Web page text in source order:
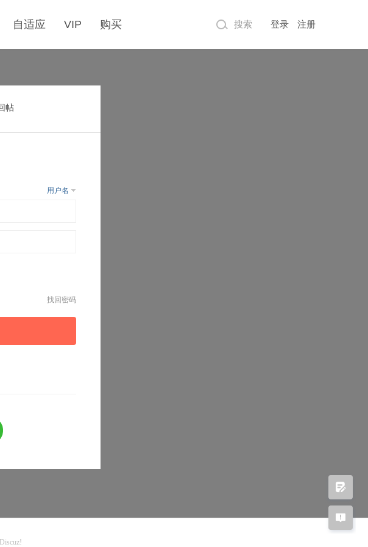
自适应 VIP 购买 登录 注册
搜索
帖
用户名
找回密码
Discuz!